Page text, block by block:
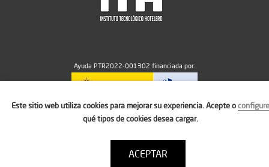
Ayuda PTR2022-001302 financiada por:
MICIU/AEI/10.13039/501100011033
Política de cookies
Condiciones de uso
Este sitio web utiliza cookies para mejorar su experiencia. Acepte oconfigure
qué tipos de cookies desea cargar.
ACEPTAR